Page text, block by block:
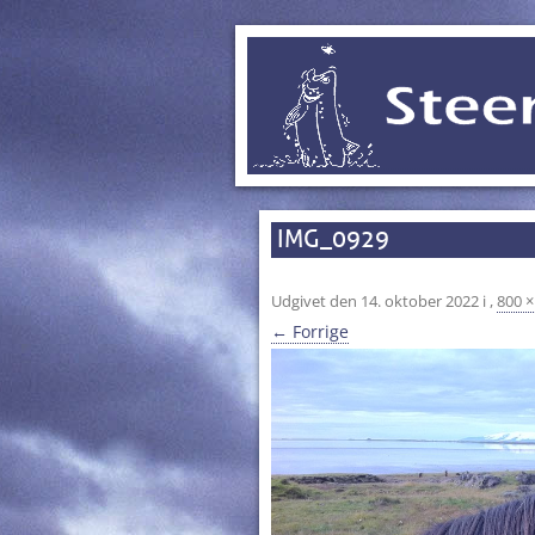
IMG_0929
Udgivet den 14. oktober 2022 i ,800
← Forrige